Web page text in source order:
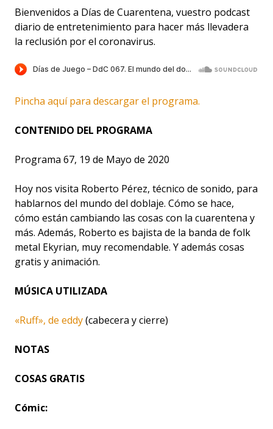
Bienvenidos a Días de Cuarentena, vuestro podcast
diario de entretenimiento para hacer más llevadera
la reclusión por el coronavirus.
Pincha aquí para descargar el programa.
CONTENIDO DEL PROGRAMA
Programa 67, 19 de Mayo de 2020
Hoy nos visita Roberto Pérez, técnico de sonido, para
hablarnos del mundo del doblaje. Cómo se hace,
cómo están cambiando las cosas con la cuarentena y
más. Además, Roberto es bajista de la banda de folk
metal Ekyrian, muy recomendable. Y además cosas
gratis y animación.
MÚSICA UTILIZADA
«Ruff», de eddy(cabecera y cierre)
NOTAS
COSAS GRATIS
Cómic: